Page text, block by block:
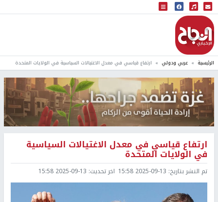
البث المباشر
إذاعة النجاح
الرئيسية عربي ودولي ارتفاع قياسي في معدل الاغتيالات السياسية في الولايات المتحدة
ارتفاع قياسي في معدل الاغتيالات السياسية
في الولايات المتحدة
تم النشر بتاريخ: 2025-09-13 15:58 اخر تحديث: 2025-09-13 15:58